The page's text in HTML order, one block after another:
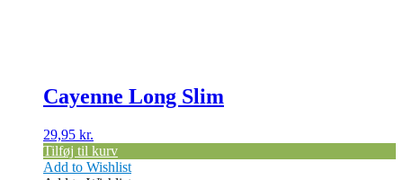
Cayenne Long Slim
29,95 kr.
Tilføj til kurv
Add to Wishlist